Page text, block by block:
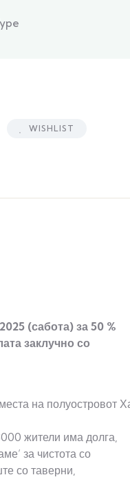
WISHLIST
5 (сабота) за 50 %
заклучно со
на полуостровот
жители има долга,
за чистота со
со таверни,